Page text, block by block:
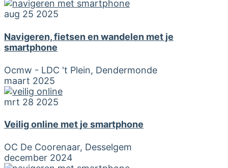
aug 25 2025
Navigeren, fietsen en wandelen met je
smartphone
Ocmw - LDC 't Plein, Dendermonde
maart 2025
mrt 28 2025
Veilig online met je smartphone
OC De Coorenaar, Desselgem
december 2024